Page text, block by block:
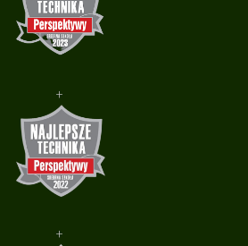
+
+